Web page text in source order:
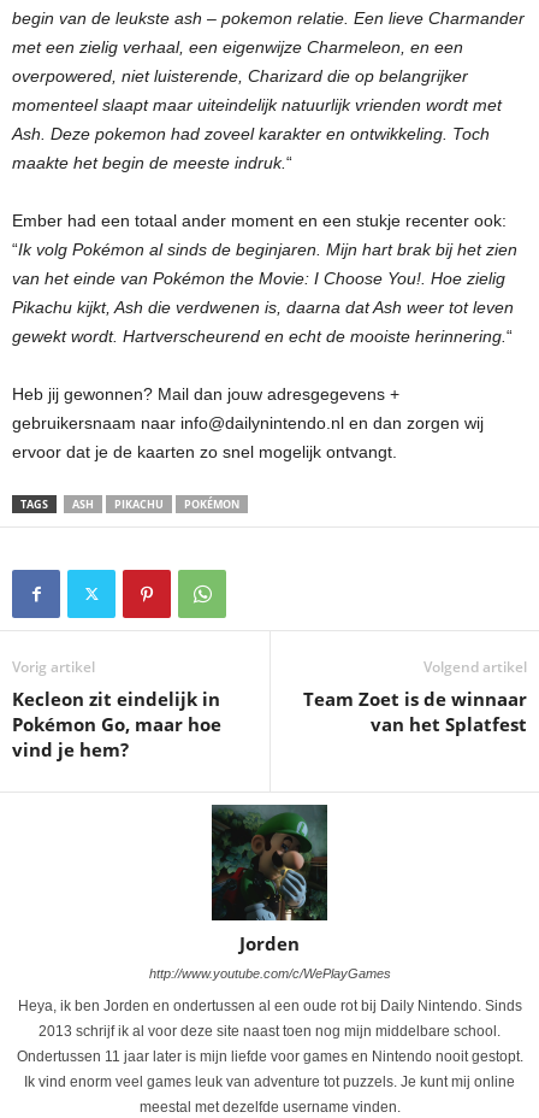
begin van de leukste ash – pokemon relatie. Een lieve Charmander
met een zielig verhaal, een eigenwijze Charmeleon, en een
overpowered, niet luisterende, Charizard die op belangrijker
momenteel slaapt maar uiteindelijk natuurlijk vrienden wordt met
Ash. Deze pokemon had zoveel karakter en ontwikkeling. Toch
maakte het begin de meeste indruk.“
Ember had een totaal ander moment en een stukje recenter ook:
“Ik volg Pokémon al sinds de beginjaren. Mijn hart brak bij het zien
van het einde van Pokémon the Movie: I Choose You!. Hoe zielig
Pikachu kijkt, Ash die verdwenen is, daarna dat Ash weer tot leven
gewekt wordt. Hartverscheurend en echt de mooiste herinnering. “
Heb jij gewonnen? Mail dan jouw adresgegevens +
gebruikersnaam naar info@dailynintendo.nl en dan zorgen wij
ervoor dat je de kaarten zo snel mogelijk ontvangt.
TAGS ASH PIKACHU POKÉMON
Vorig artikel
Kecleon zit eindelijk in
Pokémon Go, maar hoe
vind je hem?
Volgend artikel
Team Zoet is de winnaar
van het Splatfest
Jorden
http://www.youtube.com/c/WePlayGames
Heya, ik ben Jorden en ondertussen al een oude rot bij Daily Nintendo. Sinds
2013 schrijf ik al voor deze site naast toen nog mijn middelbare school.
Ondertussen 11 jaar later is mijn liefde voor games en Nintendo nooit gestopt.
Ik vind enorm veel games leuk van adventure tot puzzels. Je kunt mij online
meestal met dezelfde username vinden.